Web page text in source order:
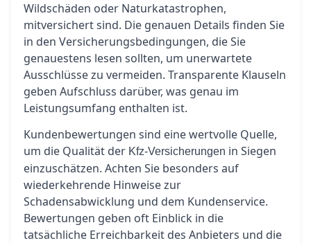
Wildschäden oder Naturkatastrophen,
mitversichert sind. Die genauen Details finden Sie
in den Versicherungsbedingungen, die Sie
genauestens lesen sollten, um unerwartete
Ausschlüsse zu vermeiden. Transparente Klauseln
geben Aufschluss darüber, was genau im
Leistungsumfang enthalten ist.
Kundenbewertungen sind eine wertvolle Quelle,
um die Qualität der Kfz-Versicherungen in Siegen
einzuschätzen. Achten Sie besonders auf
wiederkehrende Hinweise zur
Schadensabwicklung und dem Kundenservice.
Bewertungen geben oft Einblick in die
tatsächliche Erreichbarkeit des Anbieters und die